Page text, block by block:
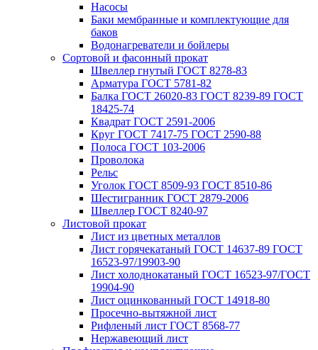
Насосы
Баки мембранные и комплектующие для
баков
Водонагреватели и бойлеры
Сортовой и фасонный прокат
Швеллер гнутый ГОСТ 8278-83
Арматура ГОСТ 5781-82
Балка ГОСТ 26020-83 ГОСТ 8239-89 ГОСТ
18425-74
Квадрат ГОСТ 2591-2006
Круг ГОСТ 7417-75 ГОСТ 2590-88
Полоса ГОСТ 103-2006
Проволока
Рельс
Уголок ГОСТ 8509-93 ГОСТ 8510-86
Шестигранник ГОСТ 2879-2006
Швеллер ГОСТ 8240-97
Листовой прокат
Лист из цветных металлов
Лист горячекатаный ГОСТ 14637-89 ГОСТ
16523-97/19903-90
Лист холоднокатаный ГОСТ 16523-97/ГОСТ
19904-90
Лист оцинкованный ГОСТ 14918-80
Просечно-вытяжной лист
Рифленый лист ГОСТ 8568-77
Нержавеющий лист